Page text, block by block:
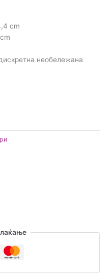
cm
необележана